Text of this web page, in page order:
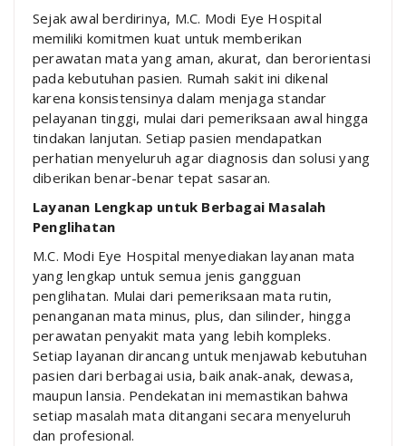
Sejak awal berdirinya, M.C. Modi Eye Hospital
memiliki komitmen kuat untuk memberikan
perawatan mata yang aman, akurat, dan berorientasi
pada kebutuhan pasien. Rumah sakit ini dikenal
karena konsistensinya dalam menjaga standar
pelayanan tinggi, mulai dari pemeriksaan awal hingga
tindakan lanjutan. Setiap pasien mendapatkan
perhatian menyeluruh agar diagnosis dan solusi yang
diberikan benar-benar tepat sasaran.
Layanan Lengkap untuk Berbagai Masalah
Penglihatan
M.C. Modi Eye Hospital menyediakan layanan mata
yang lengkap untuk semua jenis gangguan
penglihatan. Mulai dari pemeriksaan mata rutin,
penanganan mata minus, plus, dan silinder, hingga
perawatan penyakit mata yang lebih kompleks.
Setiap layanan dirancang untuk menjawab kebutuhan
pasien dari berbagai usia, baik anak-anak, dewasa,
maupun lansia. Pendekatan ini memastikan bahwa
setiap masalah mata ditangani secara menyeluruh
dan profesional.